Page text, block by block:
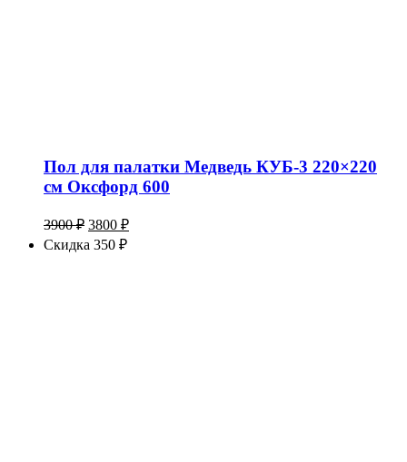
Пол для палатки Медведь КУБ-3 220×220
см Оксфорд 600
3900₽ Первоначальная
цена
составляла
3800 ₽Текущая
Скидка 350 ₽